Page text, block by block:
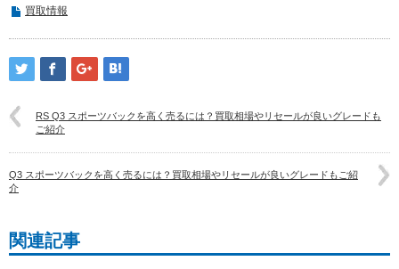
買取情報
RS Q3 スポーツバックを高く売るには？買取相場やリセールが良いグレードも
ご紹介
Q3 スポーツバックを高く売るには？買取相場やリセールが良いグレードもご紹
介
関連記事